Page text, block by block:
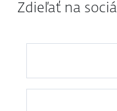
Zdieľať na